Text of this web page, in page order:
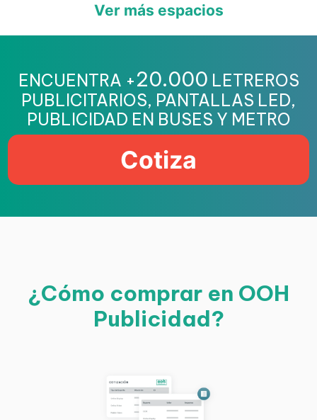
Ver más espacios
ENCUENTRA +20.000 LETREROS
PUBLICITARIOS, PANTALLAS LED,
PUBLICIDAD EN BUSES Y METRO
Cotiza
¿Cómo comprar en OOH
Publicidad?